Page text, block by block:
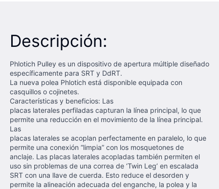
Descripción:
Phlotich Pulley es un dispositivo de apertura múltiple diseñado
específicamente para SRT y DdRT.
La nueva polea Phlotich está disponible equipada con
casquillos o cojinetes.
Características y beneficios: Las
placas laterales perfiladas capturan la línea principal, lo que
permite una reducción en el movimiento de la línea principal.
Las
placas laterales se acoplan perfectamente en paralelo, lo que
permite una conexión “limpia” con los mosquetones de
anclaje. Las placas laterales acopladas también permiten el
uso sin problemas de una correa de ‘Twin Leg’ en escalada
SRT con una llave de cuerda. Esto reduce el desorden y
permite la alineación adecuada del enganche, la polea y la